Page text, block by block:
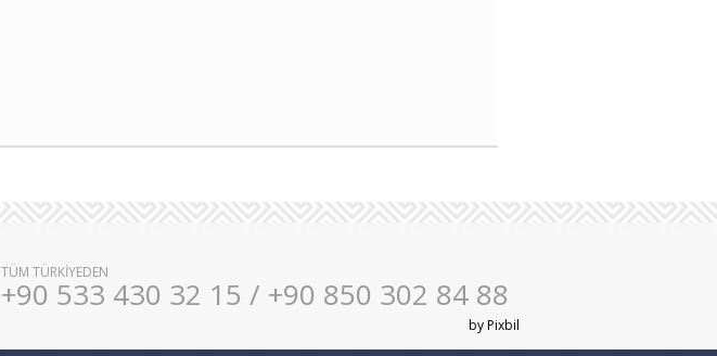
TÜM TÜRKİYEDEN
+90 533 430 32 15 / +90 850 302 84 88
byPixbil